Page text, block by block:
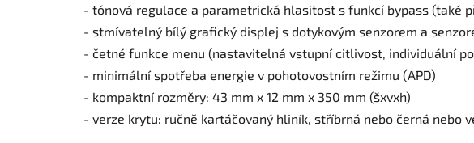
- tónová regulace a parametrická hlasitost s funkcí bypass (také
- stmívatelný bílý grafický displej s dotykovým senzorem a
- četné funkce menu (nastavitelná vstupní citlivost, individuální
- minimální spotřeba energie v pohotovostním režimu (APD)
- kompaktní rozměry: 43 mm x 12 mm x 350 mm (šxvxh)
- verze krytu: ručně kartáčovaný hliník, stříbrná nebo černá nebo